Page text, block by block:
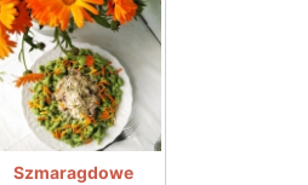
Szmaragdowe